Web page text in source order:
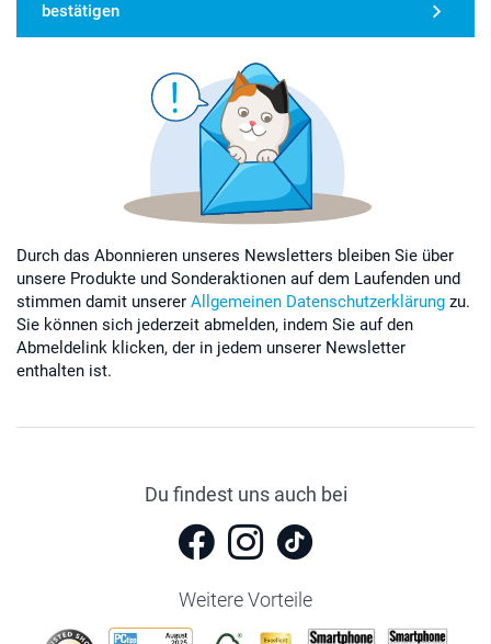
bestätigen
Durch das Abonnieren unseres Newsletters bleiben Sie über
unsere Produkte und Sonderaktionen auf dem Laufenden und
stimmen damit unserer Allgemeinen Datenschutzerklärung zu.
Sie können sich jederzeit abmelden, indem Sie auf den
Abmeldelink klicken, der in jedem unserer Newsletter
enthalten ist.
Du findest uns auch bei
Weitere Vorteile